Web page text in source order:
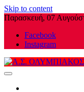
Skip to content
Παρασκευή, 07
Facebook
Instagram